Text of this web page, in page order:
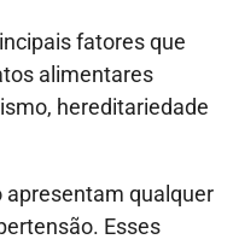
fatores que
alimentares
hereditariedade
apresentam qualquer
Esses